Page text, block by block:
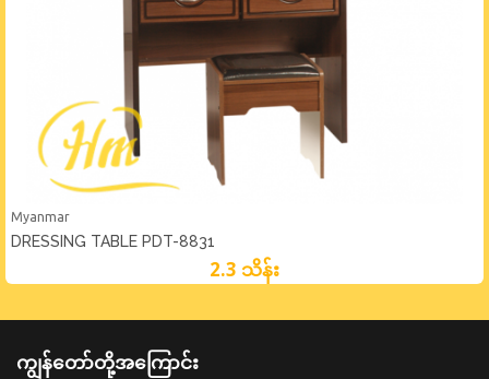
Myanmar
DRESSING TABLE PDT-8831
2.3 သိန်း
ကျွန်တော်တို့အကြောင်း